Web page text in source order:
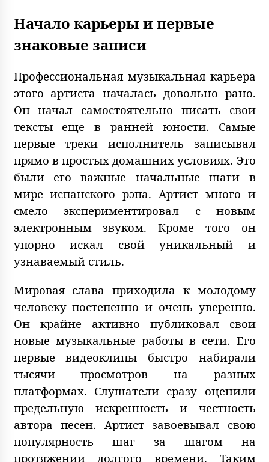
Начало карьеры и первые
знаковые записи
Профессиональная музыкальная карьера
этого артиста началась довольно рано.
Он начал самостоятельно писать свои
тексты еще в ранней юности. Самые
первые треки исполнитель записывал
прямо в простых домашних условиях. Это
были его важные начальные шаги в
мире испанского рэпа. Артист много и
смело экспериментировал с новым
электронным звуком. Кроме того он
упорно искал свой уникальный и
узнаваемый стиль.
Мировая слава приходила к молодому
человеку постепенно и очень уверенно.
Он крайне активно публиковал свои
новые музыкальные работы в сети. Его
первые видеоклипы быстро набирали
тысячи просмотров на разных
платформах. Слушатели сразу оценили
предельную искренность и честность
автора песен. Артист завоевывал свою
популярность шаг за шагом на
протяжении долгого времени. Таким